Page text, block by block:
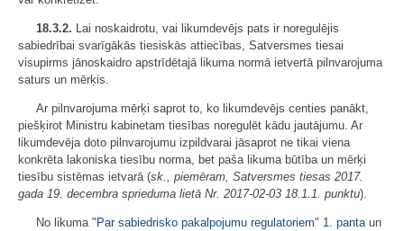
18.3.2. Lai noskaidrotu, vai likumdevējs pats ir noregulējis
sabiedrībai svarīgākās tiesiskās attiecības, Satversmes tiesai
visupirms jānoskaidro apstrīdētajā likuma normā ietvertā pilnvarojuma
saturs un mērķis.
Ar pilnvarojuma mērķi saprot to, ko likumdevējs centies panākt,
piešķirot Ministru kabinetam tiesības noregulēt kādu jautājumu. Ar
likumdevēja doto pilnvarojumu izpildvarai jāsaprot ne tikai viena
konkrēta lakoniska tiesību norma, bet paša likuma būtība un mērķi
tiesību sistēmas ietvarā (sk., piemēram, Satversmes tiesas 2017.
gada 19. decembra sprieduma lietā Nr. 2017-02-03 18.1.1. punktu).
No likuma "Par sabiedrisko pakalpojumu regulatoriem" 1. panta un